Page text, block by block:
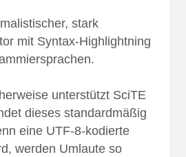
stark
mit Syntax-Highlightning
unterstützt SciTE
dieses standardmäßig
eine UTF-8-kodierte
werden Umlaute so